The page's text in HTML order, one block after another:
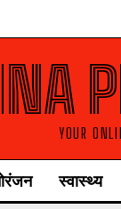
YOUR
स्वास्थ्य